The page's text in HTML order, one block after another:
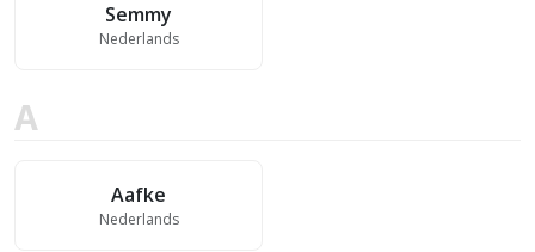
Semmy
Nederlands
A
Aafke
Nederlands